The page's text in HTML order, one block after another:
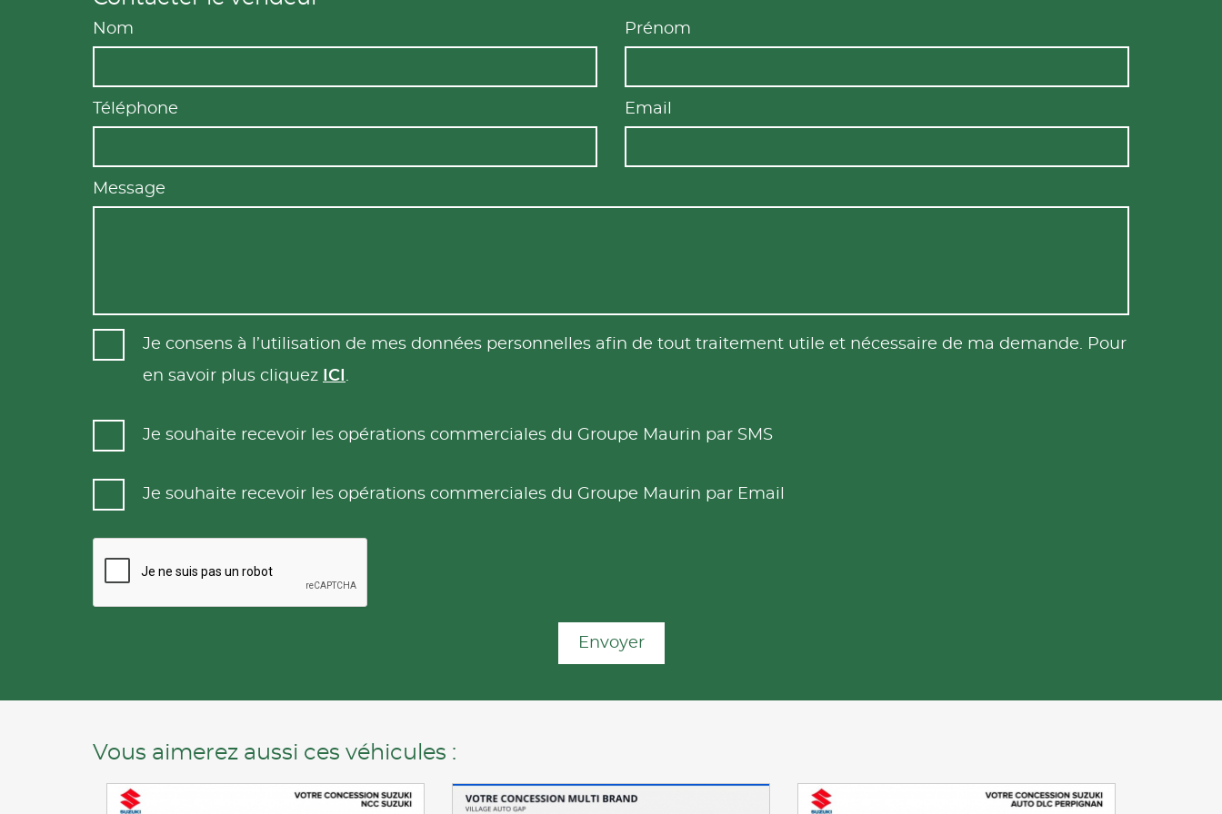
Nom Prénom
Téléphone Email
Message
Je consens à l’utilisation de mes données personnelles afin de tout traitement utile et nécessaire de ma demande. Pour
en savoir plus cliquez
ICI .
Je souhaite recevoir les opérations commerciales du Groupe Maurin par SMS
Je souhaite recevoir les opérations commerciales du Groupe Maurin par Email
Envoyer
Vous aimerez aussi ces véhicules :